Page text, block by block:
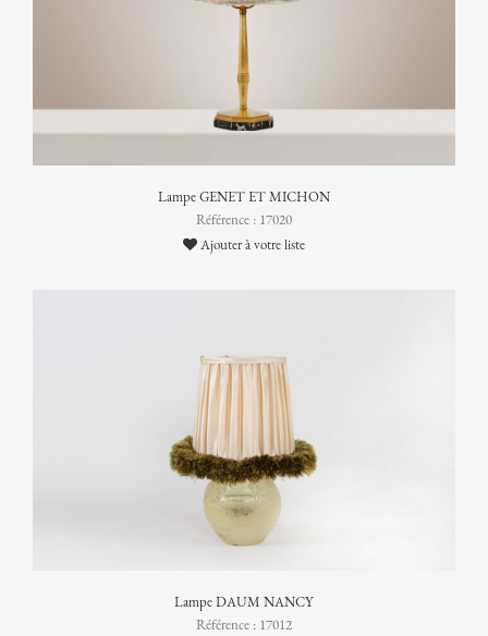
Lampe GENET ET MICHON
Référence : 17020
Ajouter à votre liste
Lampe DAUM NANCY
Référence : 17012